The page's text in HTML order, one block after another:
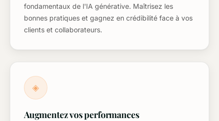
fondamentaux de l'IA générative. Maîtrisez les
bonnes pratiques et gagnez en crédibilité face à vos
clients et collaborateurs.
◈
Augmentez vos performances